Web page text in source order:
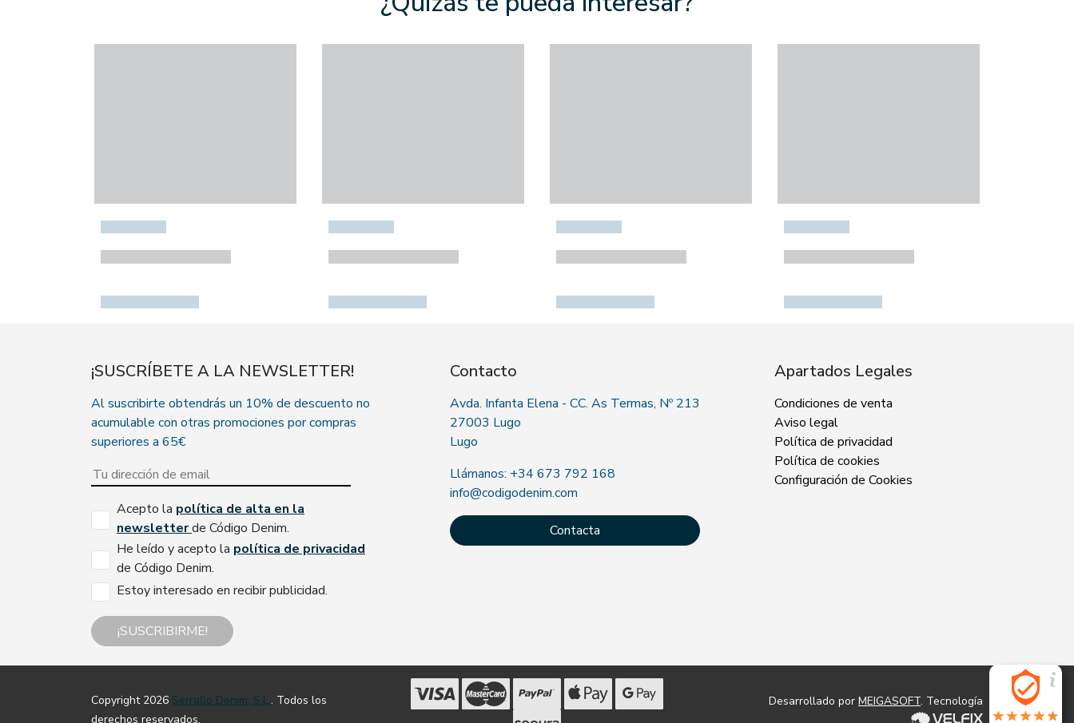
¡SUSCRÍBETE A LA NEWSLETTER!
Al suscribirte obtendrás un 10% de descuento no
acumulable con otras promociones por compras
superiores a 65€
Acepto la política de alta en la
newsletterde Código Denim.
He leído y acepto la política de privacidad
de Código Denim.
Estoy interesado en recibir publicidad.
¡SUSCRIBIRME!
Contacto
Avda. Infanta Elena - CC. As Termas, Nº 213
27003 Lugo
Lugo
Llámanos: +34 673 792 168
info@codigodenim.com
Contacta
Apartados Legales
Condiciones de venta
Aviso legal
Política de privacidad
Política de cookies
Configuración de Cookies
Copyright 2026 Serrallo Denim, S.L.. Todos los
derechos reservados.
Desarrollado por MEIGASOFT. Tecnología